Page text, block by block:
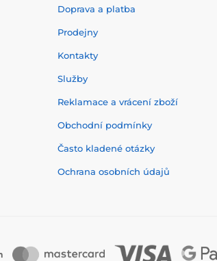
Doprava a platba
Prodejny
Kontakty
Služby
Reklamace a vrácení zboží
Obchodní podmínky
Často kladené otázky
Ochrana osobních údajů